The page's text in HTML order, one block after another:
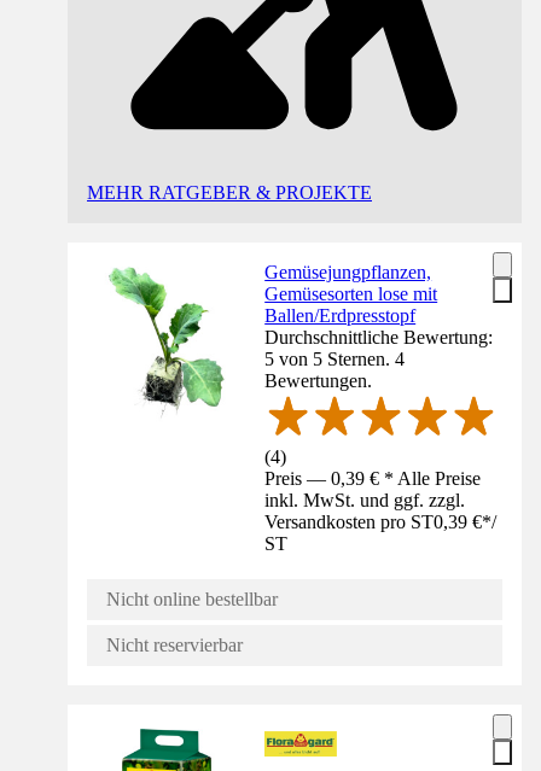
MEHR RATGEBER & PROJEKTE
Gemüsejungpflanzen,
Gemüsesorten lose mit
Ballen/Erdpresstopf
Durchschnittliche Bewertung:
5 von 5 Sternen. 4
Bewertungen.
(4)
Preis — 0,39 € * Alle Preise
inkl. MwSt. und ggf. zzgl.
Versandkosten pro ST0,39 €*/
ST
Nicht online bestellbar
Nicht reservierbar